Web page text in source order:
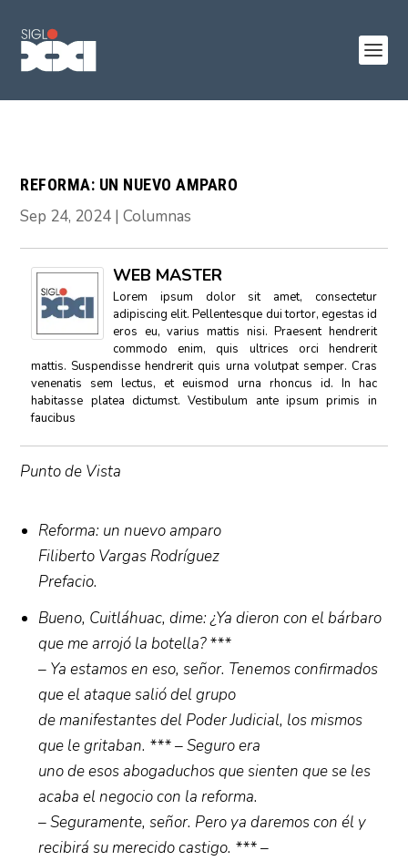
REFORMA: UN NUEVO AMPARO
Sep 24, 2024 |Columnas
WEB MASTER
Lorem ipsum dolor sit amet, consectetur
adipiscing elit. Pellentesque dui tortor, egestas id
eros eu, varius mattis nisi. Praesent hendrerit
commodo enim, quis ultrices orci hendrerit
mattis. Suspendisse hendrerit quis urna volutpat semper. Cras
venenatis sem lectus, et euismod urna rhoncus id. In hac
habitasse platea dictumst. Vestibulum ante ipsum primis in
faucibus
Punto de Vista
Reforma: un nuevo amparo
Filiberto Vargas Rodríguez
Prefacio.
Bueno, Cuitláhuac, dime: ¿Ya dieron con el bárbaro
que me arrojó la botella? ***
– Ya estamos en eso, señor. Tenemos confirmados
que el ataque salió del grupo
de manifestantes del Poder Judicial, los mismos
que le gritaban. *** – Seguro era
uno de esos abogaduchos que sienten que se les
acaba el negocio con la reforma.
– Seguramente, señor. Pero ya daremos con él y
recibirá su merecido castigo. *** –